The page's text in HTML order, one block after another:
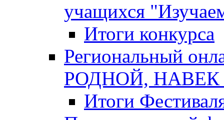
учащихся
Итоги конкурса
Региональный
РОДНОЙ,
Итоги